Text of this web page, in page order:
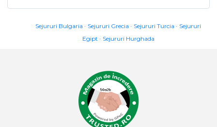
Sejururi Bulgaria Sejururi Grecia Sejururi Turcia
Sejururi
Egipt
Sejururi Hurghada